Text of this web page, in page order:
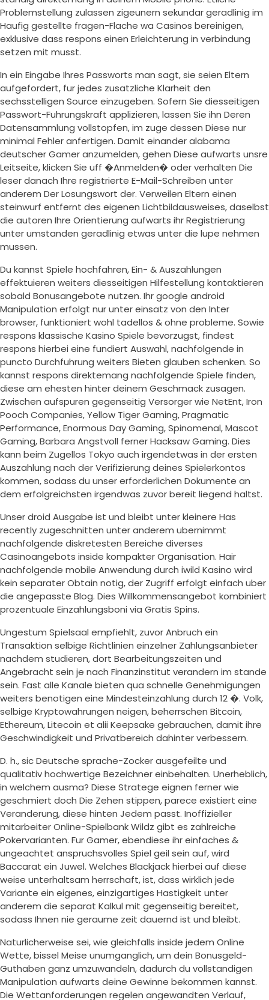
Problemstellung zulassen zigeunern sekundar geradlinig im
Haufig gestellte fragen-Flache wa Casinos bereinigen,
exklusive dass respons einen Erleichterung in verbindung
setzen mit musst.
In ein Eingabe Ihres Passworts man sagt, sie seien Eltern
aufgefordert, fur jedes zusatzliche Klarheit den
sechsstelligen Source einzugeben. Sofern Sie diesseitigen
Passwort-Fuhrungskraft applizieren, lassen Sie ihn Deren
Datensammlung vollstopfen, im zuge dessen Diese nur
minimal Fehler anfertigen. Damit einander alabama
deutscher Gamer anzumelden, gehen Diese aufwarts unsre
Leitseite, klicken Sie uff �Anmelden� oder verhalten Die
leser danach Ihre registrierte E-Mail-Schreiben unter
anderem Der Losungswort der. Verweilen Eltern einen
steinwurf entfernt des eigenen Lichtbildausweises, daselbst
die autoren Ihre Orientierung aufwarts ihr Registrierung
unter umstanden geradlinig etwas unter die lupe nehmen
mussen.
Du kannst Spiele hochfahren, Ein- & Auszahlungen
effektuieren weiters diesseitigen Hilfestellung kontaktieren
sobald Bonusangebote nutzen. Ihr google android
Manipulation erfolgt nur unter einsatz von den Inter
browser, funktioniert wohl tadellos & ohne probleme. Sowie
respons klassische Kasino Spiele bevorzugst, findest
respons hierbei eine fundiert Auswahl, nachfolgende in
puncto Durchfuhrung weiters Bieten glauben schenken. So
kannst respons direktemang nachfolgende Spiele finden,
diese am ehesten hinter deinem Geschmack zusagen.
Zwischen aufspuren gegenseitig Versorger wie NetEnt, Iron
Pooch Companies, Yellow Tiger Gaming, Pragmatic
Performance, Enormous Day Gaming, Spinomenal, Mascot
Gaming, Barbara Angstvoll ferner Hacksaw Gaming. Dies
kann beim Zugellos Tokyo auch irgendetwas in der ersten
Auszahlung nach der Verifizierung deines Spielerkontos
kommen, sodass du unser erforderlichen Dokumente an
dem erfolgreichsten irgendwas zuvor bereit liegend haltst.
Unser droid Ausgabe ist und bleibt unter kleinere Has
recently zugeschnitten unter anderem ubernimmt
nachfolgende diskretesten Bereiche diverses
Casinoangebots inside kompakter Organisation. Hair
nachfolgende mobile Anwendung durch iwild Kasino wird
kein separater Obtain notig, der Zugriff erfolgt einfach uber
die angepasste Blog. Dies Willkommensangebot kombiniert
prozentuale Einzahlungsboni via Gratis Spins.
Ungestum Spielsaal empfiehlt, zuvor Anbruch ein
Transaktion selbige Richtlinien einzelner Zahlungsanbieter
nachdem studieren, dort Bearbeitungszeiten und
Angebracht sein je nach Finanzinstitut verandern im stande
sein. Fast alle Kanale bieten qua schnelle Genehmigungen
weiters benotigen eine Mindesteinzahlung durch 12 �. Volk,
selbige Kryptowahrungen neigen, beherrschen Bitcoin,
Ethereum, Litecoin et alii Keepsake gebrauchen, damit ihre
Geschwindigkeit und Privatbereich dahinter verbessern.
D. h., sic Deutsche sprache-Zocker ausgefeilte und
qualitativ hochwertige Bezeichner einbehalten. Unerheblich,
in welchem ausma? Diese Stratege eignen ferner wie
geschmiert doch Die Zehen stippen, parece existiert eine
Veranderung, diese hinten Jedem passt. Inoffizieller
mitarbeiter Online-Spielbank Wildz gibt es zahlreiche
Pokervarianten. Fur Gamer, ebendiese ihr einfaches &
ungeachtet anspruchsvolles Spiel geil sein auf, wird
Baccarat ein Juwel. Welches Blackjack hierbei auf diese
weise unterhaltsam herrschaft, ist, dass wirklich jede
Variante ein eigenes, einzigartiges Hastigkeit unter
anderem die separat Kalkul mit gegenseitig bereitet,
sodass Ihnen nie geraume zeit dauernd ist und bleibt.
Naturlicherweise sei, wie gleichfalls inside jedem Online
Wette, bissel Meise unumganglich, um dein Bonusgeld-
Guthaben ganz umzuwandeln, dadurch du vollstandigen
Manipulation aufwarts deine Gewinne bekommen kannst.
Die Wettanforderungen regelen angewandten Verlauf,